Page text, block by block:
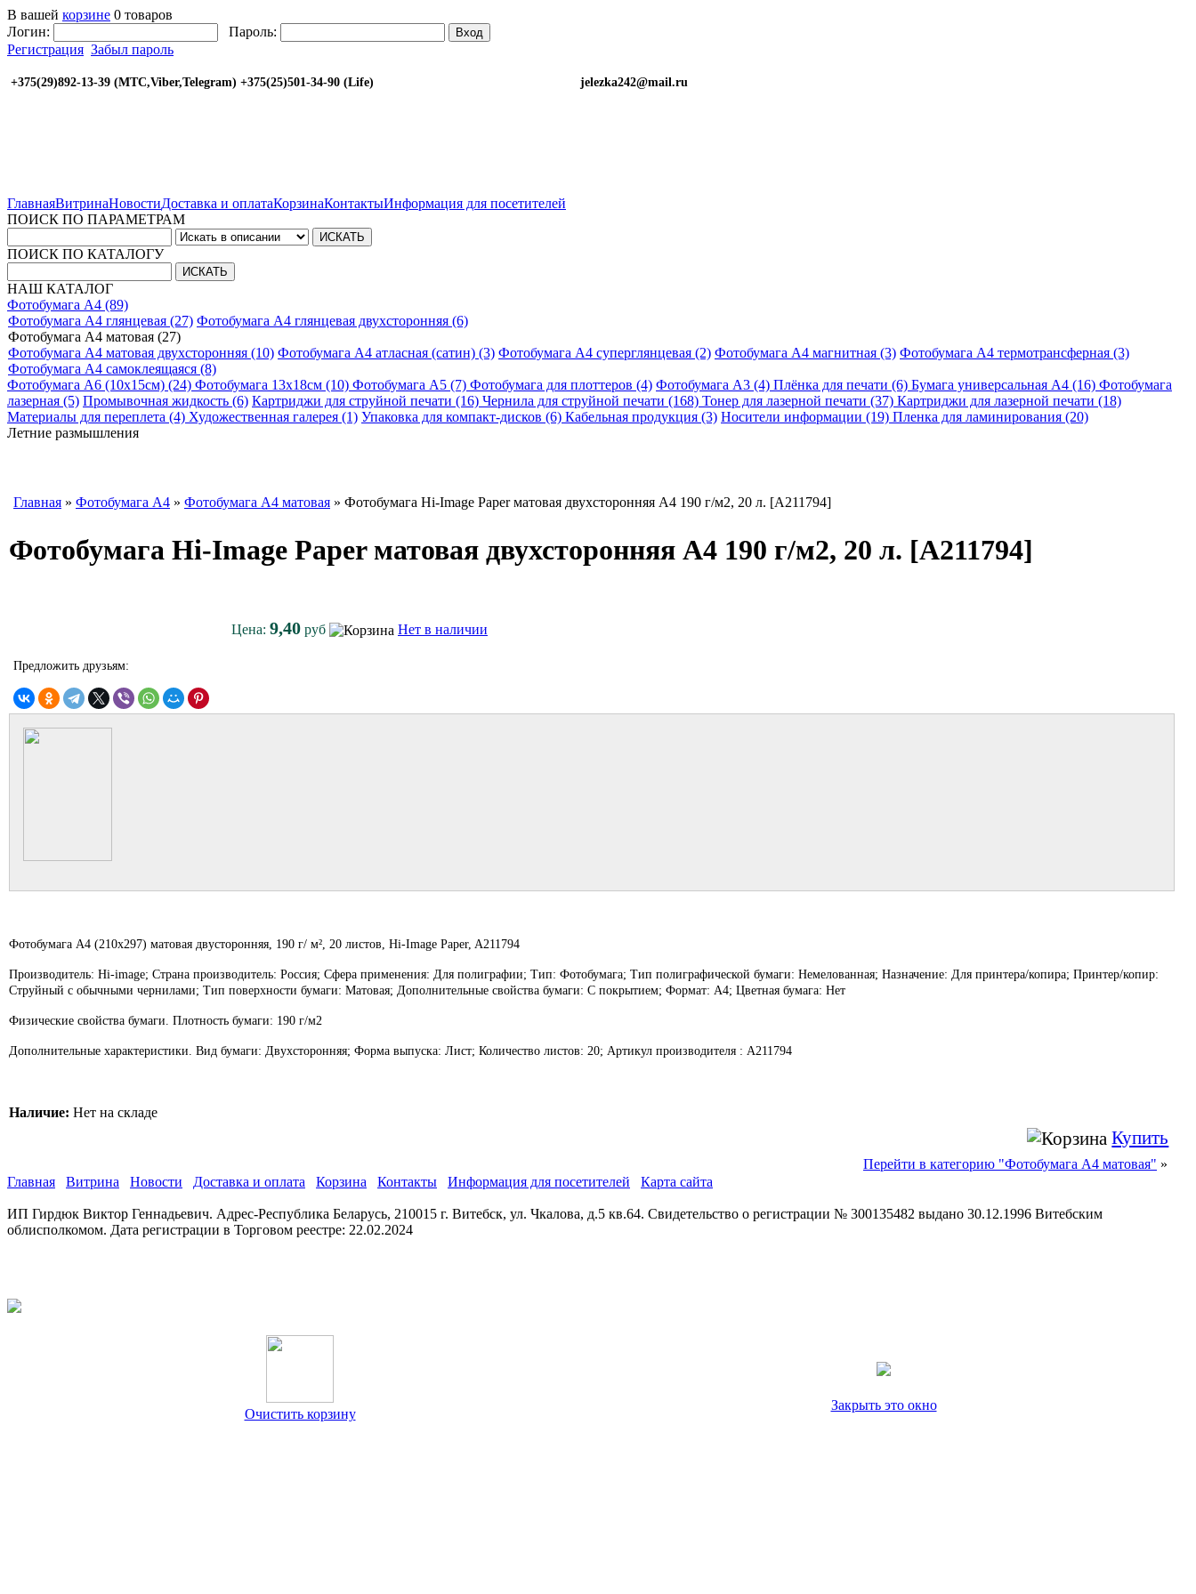
В вашей корзине 0 товаров
Логин:
Пароль: Вход
Регистрация Забыл пароль
+375(29)892-13-39 (МТС,Viber,Telegram) +375(25)501-34-90 (Life) jelezka242@mail.ru
ГлавнаяВитринаНовостиДоставка и оплатаКорзинаКонтактыИнформация для посетителей
ПОИСК ПО ПАРАМЕТРАМ
ПОИСК ПО КАТАЛОГУ
НАШ КАТАЛОГ
Фотобумага A4 (89)
Фотобумага A4 глянцевая (27) Фотобумага A4 глянцевая двухсторонняя (6)
Фотобумага A4 матовая (27)
Фотобумага A4 матовая двухсторонняя (10) Фотобумага A4 атласная (сатин) (3) Фотобумага A4 суперглянцевая (2) Фотобумага A4 магнитная (3) Фотобумага A4 термотрансферная (3)
Фотобумага A4 самоклеящаяся (8)
Фотобумага A6 (10х15см) (24) Фотобумага 13х18см (10) Фотобумага A5 (7) Фотобумага для плоттеров (4) Фотобумага A3 (4) Плёнка для печати (6) Бумага универсальная A4 (16) Фотобумага
лазерная (5) Промывочная жидкость (6) Картриджи для струйной печати (16) Чернила для струйной печати (168) Тонер для лазерной печати (37) Картриджи для лазерной печати (18)
Материалы для переплета (4) Художественная галерея (1) Упаковка для компакт-дисков (6) Кабельная продукция (3) Носители информации (19) Пленка для ламинирования (20)
Летние размышления
Главная » Фотобумага A4 » Фотобумага A4 матовая » Фотобумага Hi-Image Paper матовая двухсторонняя A4 190 г/м2, 20 л. [A211794]
Фотобумага Hi-Image Paper матовая двухсторонняя A4 190 г/м2, 20 л. [A211794]
Цена: 9,40 руб Нет в наличии
Предложить друзьям:
Фотобумага A4 (210x297) матовая двусторонняя, 190 г/ м², 20 листов, Hi-Image Paper, A211794
Производитель: Hi-image; Страна производитель: Россия; Сфера применения: Для полиграфии; Тип: Фотобумага; Тип полиграфической бумаги: Немелованная; Назначение: Для принтера/копира; Принтер/копир:
Струйный с обычными чернилами; Тип поверхности бумаги: Матовая; Дополнительные свойства бумаги: С покрытием; Формат: А4; Цветная бумага: Нет
Физические свойства бумаги. Плотность бумаги: 190 г/м2
Дополнительные характеристики. Вид бумаги: Двухсторонняя; Форма выпуска: Лист; Количество листов: 20; Артикул производителя : A211794
Наличие: Нет на складе
Купить
Перейти в категорию "Фотобумага A4 матовая" »
Главная
Витрина Новости Доставка и оплата Корзина Контакты Информация для посетителей Карта сайта
ИП Гирдюк Виктор Геннадьевич. Адрес-Республика Беларусь, 210015 г. Витебск, ул. Чкалова, д.5 кв.64. Свидетельство о регистрации № 300135482 выдано 30.12.1996 Витебским
облисполкомом. Дата регистрации в Торговом реестре: 22.02.2024
Очистить корзину
Закрыть это окно